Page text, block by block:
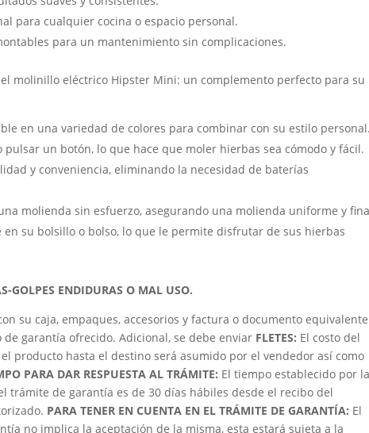
para cualquier cocina o espacio personal.
para un mantenimiento sin complicaciones.
molinillo eléctrico Hipster Mini: un complemento perfecto para su
en una variedad de colores para combinar con su estilo personal.
un botón, lo que hace que moler hierbas sea cómodo y fácil.
y conveniencia, eliminando la necesidad de baterías
molienda sin esfuerzo, asegurando una molienda uniforme y
su bolsillo o bolso, lo que le permite disfrutar de sus hierbas
GOLPES ENDIDURAS O MAL USO.
su caja, empaques, accesorios y factura o documento equivalente
garantía ofrecido. Adicional, se debe enviar FLETES: El costo del
producto hasta el destino será asumido por el vendedor así como
PARA DAR RESPUESTA AL TRÁMITE: El tiempo establecido por la
trámite de garantía es de 30 días hábiles desde el recibo del
PARA TENER EN CUENTA EN EL TRÁMITE DE GARANTÍA: El
no implica la aceptación de la misma, esta estará sujeta a la